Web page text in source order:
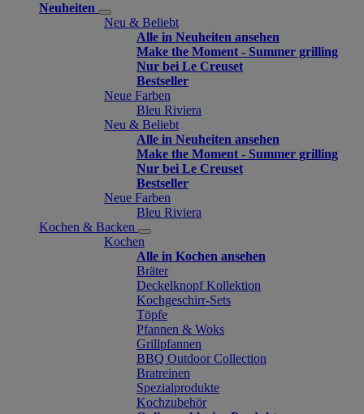
Neuheiten
Neu & Beliebt
Alle in Neuheiten ansehen
Make the Moment - Summer grilling
Nur bei Le Creuset
Bestseller
Neue Farben
Bleu Riviera
Neu & Beliebt
Alle in Neuheiten ansehen
Make the Moment - Summer grilling
Nur bei Le Creuset
Bestseller
Neue Farben
Bleu Riviera
Kochen & Backen
Kochen
Alle in Kochen ansehen
Bräter
Deckelknopf Kollektion
Kochgeschirr-Sets
Töpfe
Pfannen & Woks
Grillpfannen
BBQ Outdoor Collection
Bratreinen
Spezialprodukte
Kochzubehör